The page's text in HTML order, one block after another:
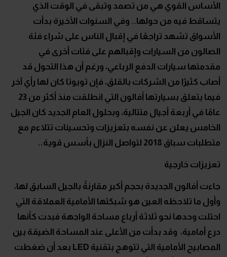
الأساس القوي هي من تصمد وتبقى في الوقت الذي
يتساقط فيه من حولها.. وفي السنوات الأخيرة بدأت
الأسواق تشهد تراجعًا في إقبال الناس على شراء فئة
الصالون من السيارات وإقبالهم على فئات أخرى في
مقدمتها سيارات الدفع الرباعي، ورغم أن هذا التحول قد
أصاب كثيرًا من الشركات بالقلق، فإن تويوتا كان لها رأي آخر
فيما يتعلق بسيارتها أفالون التي انطلقت منذ أكثر من 23
عامًا في أربعة أجيال متتالية، وبحلول العام الجديد كان الجيل
الخامس يعلن عن نفسه بتعزيزات وتحسينات تتلاءم مع
متطلبات سباق 2018 لتواصل النزال بأسس قوية..
تعزيزات خارجية
جاءت أفالون الجديدة بحجم أكبر مقارنةً بالجيل السابق لها،
وأول ما تلاحظه العين هو شبكتها الأمامية العملاقة التي
احتلت وحدها نحو ثلاثة أرباع مساحة الواجهة فبدت كأنها
درع أمامية، وقد بدأت من الأعلى عند المساحة الضيقة بين
المصابيح الأمامية التي تتوهج بتقنية LED بعد أن ضغطت